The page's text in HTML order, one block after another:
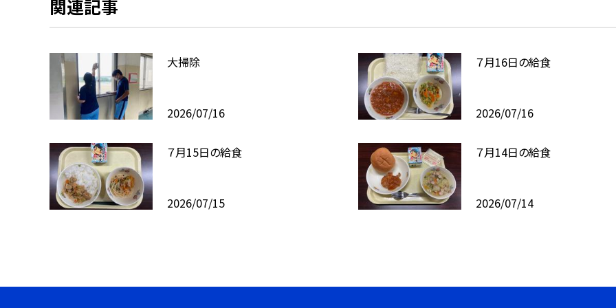
関連記事
大掃除
2026/07/16
７月16日の給食
2026/07/16
７月15日の給食
2026/07/15
７月14日の給食
2026/07/14